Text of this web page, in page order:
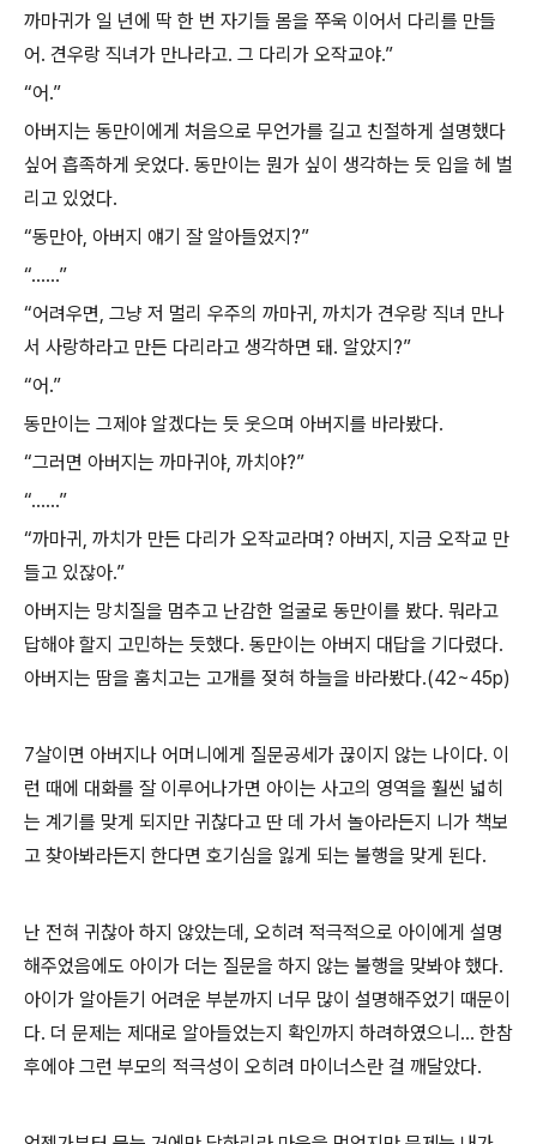
까마귀가 일 년에 딱 한 번 자기들 몸을 쭈욱 이어서 다리를 만들
어. 견우랑 직녀가 만나라고. 그 다리가 오작교야.”
“어.”
아버지는 동만이에게 처음으로 무언가를 길고 친절하게 설명했다
싶어 흡족하게 웃었다. 동만이는 뭔가 싶이 생각하는 듯 입을 헤 벌
리고 있었다.
“동만아, 아버지 얘기 잘 알아들었지?”
“......”
“어려우면, 그냥 저 멀리 우주의 까마귀, 까치가 견우랑 직녀 만나
서 사랑하라고 만든 다리라고 생각하면 돼. 알았지?”
“어.”
동만이는 그제야 알겠다는 듯 웃으며 아버지를 바라봤다.
“그러면 아버지는 까마귀야, 까치야?”
“......”
“까마귀, 까치가 만든 다리가 오작교라며? 아버지, 지금 오작교 만
들고 있잖아.”
아버지는 망치질을 멈추고 난감한 얼굴로 동만이를 봤다. 뭐라고
답해야 할지 고민하는 듯했다. 동만이는 아버지 대답을 기다렸다.
아버지는 땀을 훔치고는 고개를 젖혀 하늘을 바라봤다.(42~45p)
7살이면 아버지나 어머니에게 질문공세가 끊이지 않는 나이다. 이
런 때에 대화를 잘 이루어나가면 아이는 사고의 영역을 훨씬 넓히
는 계기를 맞게 되지만 귀찮다고 딴 데 가서 놀아라든지 니가 책보
고 찾아봐라든지 한다면 호기심을 잃게 되는 불행을 맞게 된다.
난 전혀 귀찮아 하지 않았는데, 오히려 적극적으로 아이에게 설명
해주었음에도 아이가 더는 질문을 하지 않는 불행을 맞봐야 했다.
아이가 알아듣기 어려운 부분까지 너무 많이 설명해주었기 때문이
다. 더 문제는 제대로 알아들었는지 확인까지 하려하였으니... 한참
후에야 그런 부모의 적극성이 오히려 마이너스란 걸 깨달았다.